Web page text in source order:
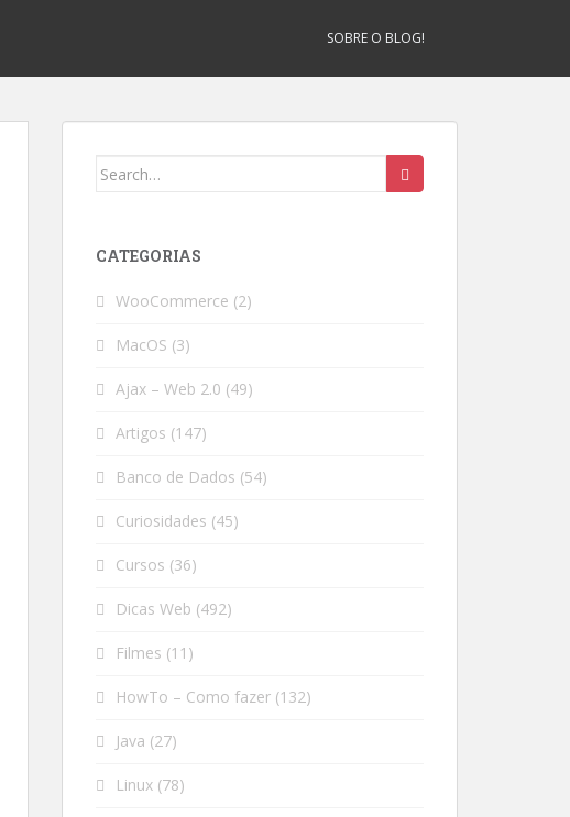
SOBRE O BLOG!
Search
CATEGORIAS
WooCommerce (2)
MacOS (3)
Ajax – Web 2.0 (49)
Artigos (147)
Banco de Dados (54)
Curiosidades (45)
Cursos (36)
Dicas Web (492)
Filmes (11)
HowTo – Como fazer (132)
Java (27)
Linux (78)